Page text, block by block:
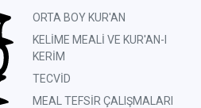
ORTA BOY KUR'AN
KELİME MEALİ VE KUR'AN-I
KERİM
TECVİD
MEAL TEFSİR ÇALIŞMALARI